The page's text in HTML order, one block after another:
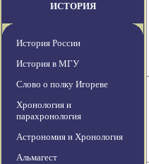
ИСТОРИЯ
История России
История в МГУ
Слово о полку Игореве
Хронология и
парахронология
Астрономия и Хронология
Альмагест